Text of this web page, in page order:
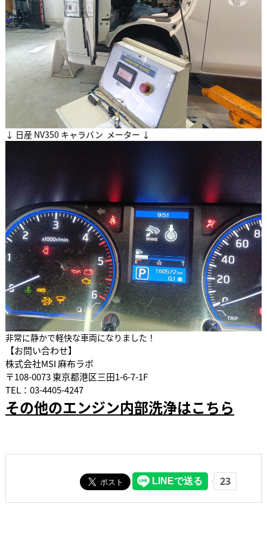
↓ 日産 NV350 キャラバン メーター ↓
非常に静かで軽快な車両になりました！
【お問い合わせ】
株式会社MSI 麻布ラボ
〒108-0073 東京都港区三田1-6-7-1F
TEL：03-4405-4247
その他のエンジン内部洗浄はこちら